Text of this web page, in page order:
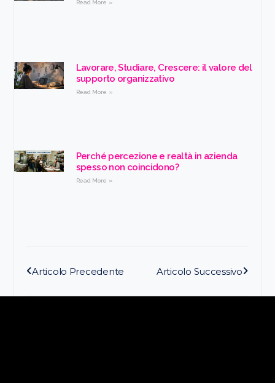
Read More »
Lavorare, Studiare, Crescere: il valore del
supporto organizzativo
Read More »
Perché percezione e realtà in azienda
spesso non coincidono?
Read More »
Articolo Precedente Articolo Successivo